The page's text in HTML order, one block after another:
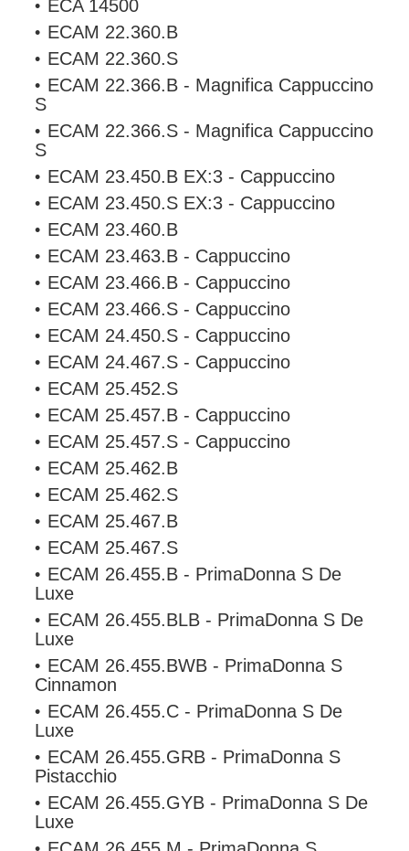
ECA 14500
ECAM 22.360.B
ECAM 22.360.S
ECAM 22.366.B - Magnifica Cappuccino
S
ECAM 22.366.S - Magnifica Cappuccino
S
ECAM 23.450.B EX:3 - Cappuccino
ECAM 23.450.S EX:3 - Cappuccino
ECAM 23.460.B
ECAM 23.463.B - Cappuccino
ECAM 23.466.B - Cappuccino
ECAM 23.466.S - Cappuccino
ECAM 24.450.S - Cappuccino
ECAM 24.467.S - Cappuccino
ECAM 25.452.S
ECAM 25.457.B - Cappuccino
ECAM 25.457.S - Cappuccino
ECAM 25.462.B
ECAM 25.462.S
ECAM 25.467.B
ECAM 25.467.S
ECAM 26.455.B - PrimaDonna S De
Luxe
ECAM 26.455.BLB - PrimaDonna S De
Luxe
ECAM 26.455.BWB - PrimaDonna S
Cinnamon
ECAM 26.455.C - PrimaDonna S De
Luxe
ECAM 26.455.GRB - PrimaDonna S
Pistacchio
ECAM 26.455.GYB - PrimaDonna S De
Luxe